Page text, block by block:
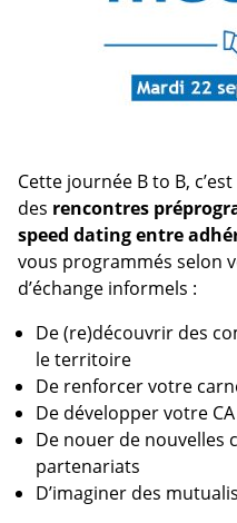
Cette journée B to B,
des rencontres
speed dating entre
vous programmés selon
d’échange informels :
De (re)découvrir des
le territoire
De renforcer votre
De développer votre CA
De nouer de nouvelles
partenariats
D’imaginer des